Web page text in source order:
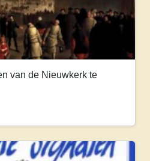
van de Nieuwkerk te